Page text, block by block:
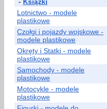
Lotnictwo - modele
plastikowe
Czołgi i pojazdy wojskowe -
modele plastikowe
Okręty i Statki - modele
plastikowe
Samochody - modele
plastikowe
Motocykle - modele
plastikowe